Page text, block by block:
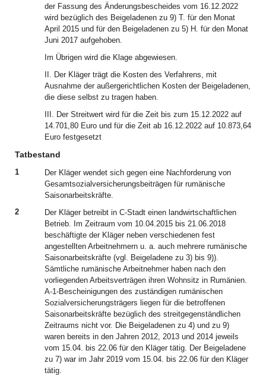
der Fassung des Änderungsbescheides vom 16.12.2022
wird bezüglich des Beigeladenen zu 9) T. für den Monat
April 2015 und für den Beigeladenen zu 5) H. für den Monat
Juni 2017 aufgehoben.
Im Übrigen wird die Klage abgewiesen.
II. Der Kläger trägt die Kosten des Verfahrens, mit
Ausnahme der außergerichtlichen Kosten der Beigeladenen,
die diese selbst zu tragen haben.
III. Der Streitwert wird für die Zeit bis zum 15.12.2022 auf
14.701,80 Euro und für die Zeit ab 16.12.2022 auf 10.873,64
Euro festgesetzt
Tatbestand
1
Der Kläger wendet sich gegen eine Nachforderung von
Gesamtsozialversicherungsbeiträgen für rumänische
Saisonarbeitskräfte.
2
Der Kläger betreibt in C-Stadt einen landwirtschaftlichen
Betrieb. Im Zeitraum vom 10.04.2015 bis 21.06.2018
beschäftigte der Kläger neben verschiedenen fest
angestellten Arbeitnehmern u. a. auch mehrere rumänische
Saisonarbeitskräfte (vgl. Beigeladene zu 3) bis 9)).
Sämtliche rumänische Arbeitnehmer haben nach den
vorliegenden Arbeitsverträgen ihren Wohnsitz in Rumänien.
A-1-Bescheinigungen des zuständigen rumänischen
Sozialversicherungsträgers liegen für die betroffenen
Saisonarbeitskräfte bezüglich des streitgegenständlichen
Zeitraums nicht vor. Die Beigeladenen zu 4) und zu 9)
waren bereits in den Jahren 2012, 2013 und 2014 jeweils
vom 15.04. bis 22.06 für den Kläger tätig. Der Beigeladene
zu 7) war im Jahr 2019 vom 15.04. bis 22.06 für den Kläger
tätig.